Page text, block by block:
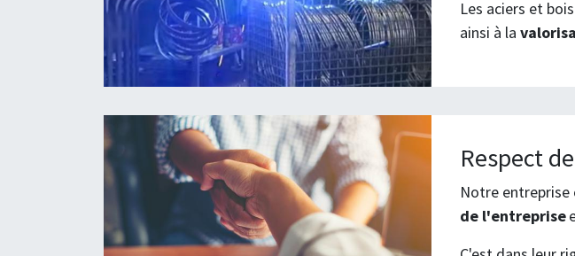
Les aciers et
ainsi à la
Respect
Notre entreprise
de l'entreprise